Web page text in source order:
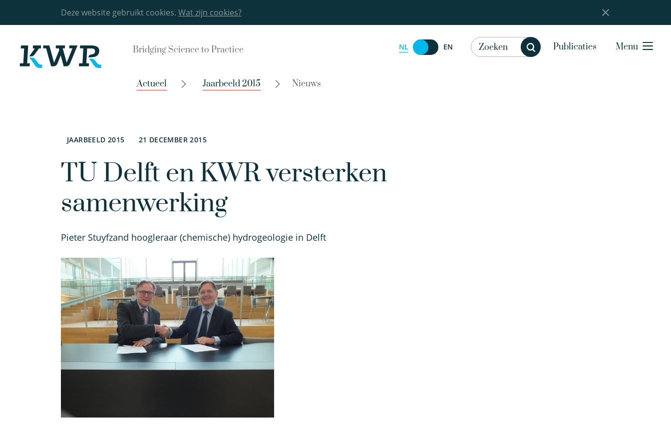
Deze website gebruikt cookies. Wat zijn cookies?
Bridging Science to Practice NL EN Publicaties Menu
Actueel Jaarbeeld 2015 Nieuws
JAARBEELD 2015 21 DECEMBER 2015
TU Delft en KWR versterken
samenwerking
Pieter Stuyfzand hoogleraar (chemische) hydrogeologie in Delft